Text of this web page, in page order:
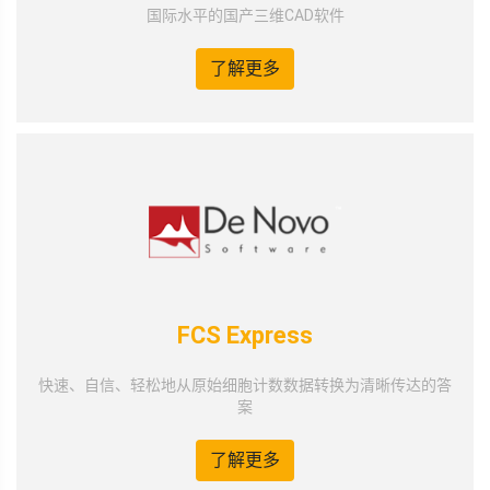
国际水平的国产三维CAD软件
了解更多
FCS Express
快速、自信、轻松地从原始细胞计数数据转换为清晰传达的答
案
了解更多